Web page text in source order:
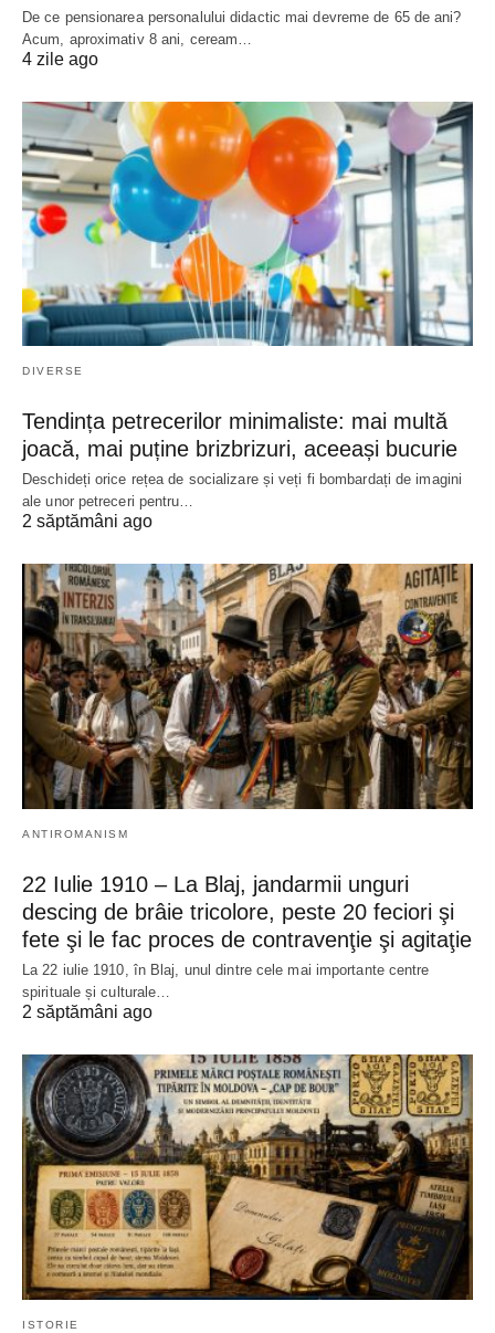
De ce pensionarea personalului didactic mai devreme de 65 de ani?
Acum, aproximativ 8 ani, ceream…
4 zile ago
DIVERSE
Tendința petrecerilor minimaliste: mai multă
joacă, mai puține brizbrizuri, aceeași bucurie
Deschideți orice rețea de socializare și veți fi bombardați de imagini
ale unor petreceri pentru…
2 săptămâni ago
ANTIROMANISM
22 Iulie 1910 – La Blaj, jandarmii unguri
descing de brâie tricolore, peste 20 feciori şi
fete şi le fac proces de contravenţie şi agitaţie
La 22 iulie 1910, în Blaj, unul dintre cele mai importante centre
spirituale și culturale…
2 săptămâni ago
ISTORIE